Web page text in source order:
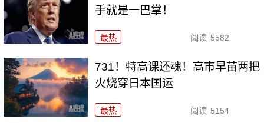
手就是一巴掌！
最热 阅读 5582
731！特高课还魂！高市早苗两把
火烧穿日本国运
最热 阅读 5154